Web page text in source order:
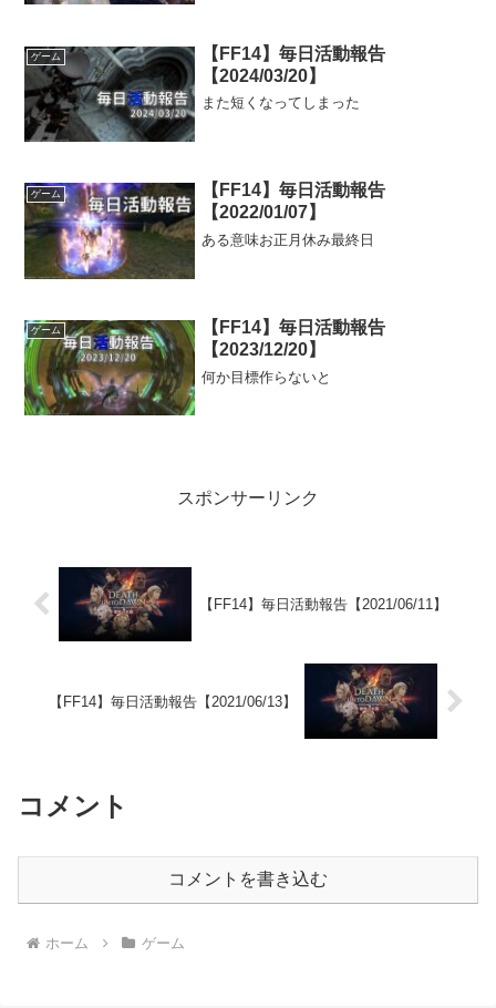
ゲーム
【FF14】毎日活動報告
【2024/03/20】
また短くなってしまった
ゲーム
【FF14】毎日活動報告
【2022/01/07】
ある意味お正月休み最終日
ゲーム
【FF14】毎日活動報告
【2023/12/20】
何か目標作らないと
スポンサーリンク
【FF14】毎日活動報告【2021/06/11】
【FF14】毎日活動報告【2021/06/13】
コメント
コメントを書き込む
ホーム ゲーム